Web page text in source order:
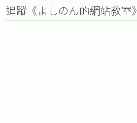
追蹤《よしのん的網站教室》